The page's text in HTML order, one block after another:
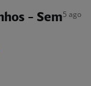
- Sem5 ago